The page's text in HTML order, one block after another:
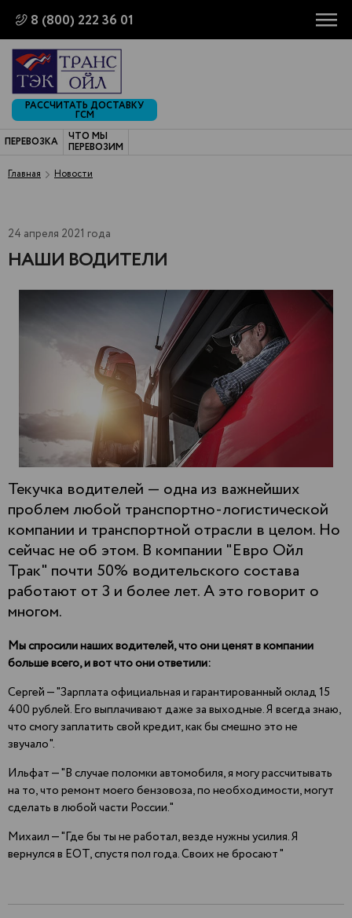
8 (800) 222 36 01
РАССЧИТАТЬ ДОСТАВКУ
ГСМ
ПЕРЕВОЗКА
ЧТО МЫ
ПЕРЕВОЗИМ
Главная
Новости
24 апреля 2021 года
НАШИ ВОДИТЕЛИ
Текучка водителей — одна из важнейших
проблем любой транспортно-логистической
компании и транспортной отрасли в целом. Но
сейчас не об этом. В компании "Евро Ойл
Трак" почти 50% водительского состава
работают от 3 и более лет. А это говорит о
многом.
Мы спросили наших водителей, что они ценят в компании
больше всего, и вот что они ответили:
Сергей — "Зарплата официальная и гарантированный оклад 15
400 рублей. Его выплачивают даже за выходные. Я всегда знаю,
что смогу заплатить свой кредит, как бы смешно это не
звучало".
Ильфат — "В случае поломки автомобиля, я могу рассчитывать
на то, что ремонт моего бензовоза, по необходимости, могут
сделать в любой части России."
Михаил — "Где бы ты не работал, везде нужны усилия. Я
вернулся в ЕОТ, спустя пол года. Своих не бросают"